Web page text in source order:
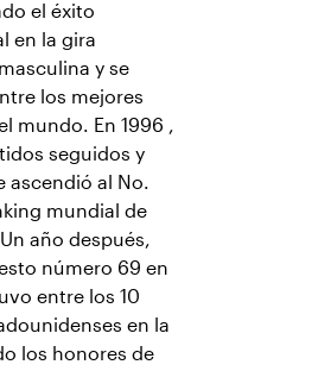
el éxito
en la gira
y se
los mejores
mundo. En 1996 ,
seguidos y
ascendió al No.
mundial de
año después,
número 69 en
entre los 10
en la
los honores de